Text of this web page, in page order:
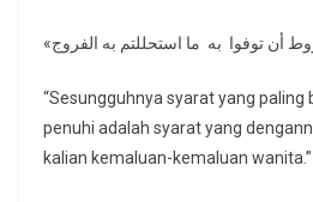
“Sesungguhnya syarat yang paling
penuhi adalah syarat yang
kalian kemaluan-kemaluan wanita.”